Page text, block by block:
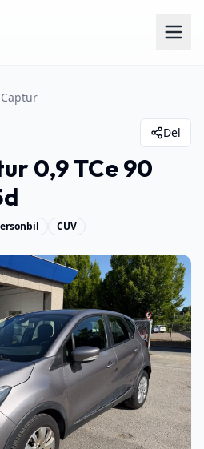
Captur
Del
0,9 TCe 90
CUV